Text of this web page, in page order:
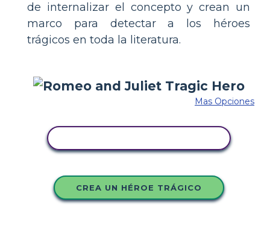
de internalizar el concepto y crean un
marco para detectar a los héroes
trágicos en toda la literatura.
Mas Opciones
CREA UN HÉROE TRÁGICO